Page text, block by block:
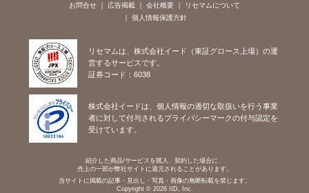
お問合せ 広告掲載 会社概要
リセマムについて
個人情報保護方針
リセマムは、株式会社イード（東証グロース上場）の運
営するサービスです。
証券コード：6038
株式会社イードは、個人情報の適切な取扱いを行う事業
者に対して付与されるプライバシーマークの付与認定を
受けています。
紹介した商品/サービスを購入、契約した場合に、
売上の一部が弊社サイトに還元されることがあります。
当サイトに掲載の記事・見出し・写真・画像の無断転載を禁じます。
Copyright © 2026 IID, Inc.